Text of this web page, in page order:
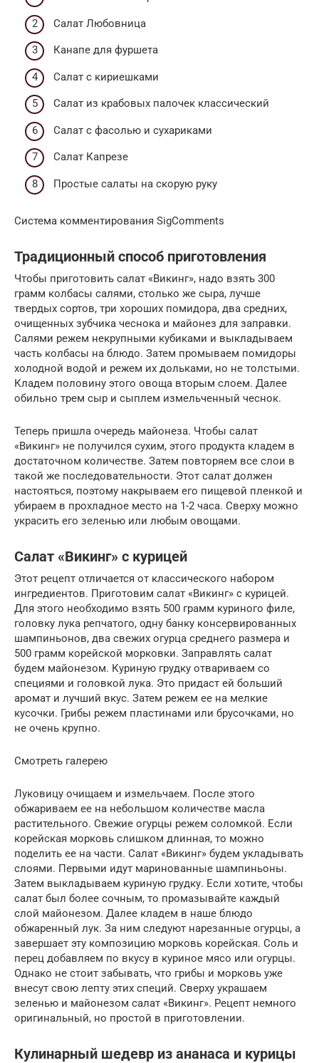
Салат Любовница
Канапе для фуршета
Салат с кириешками
Салат из крабовых палочек классический
Салат с фасолью и сухариками
Салат Капрезе
Простые салаты на скорую руку
Система комментирования SigComments
Традиционный способ приготовления
Чтобы приготовить салат «Викинг», надо взять 300
грамм колбасы салями, столько же сыра, лучше
твердых сортов, три хороших помидора, два средних,
очищенных зубчика чеснока и майонез для заправки.
Салями режем некрупными кубиками и выкладываем
часть колбасы на блюдо. Затем промываем помидоры
холодной водой и режем их дольками, но не толстыми.
Кладем половину этого овоща вторым слоем. Далее
обильно трем сыр и сыплем измельченный чеснок.
Теперь пришла очередь майонеза. Чтобы салат
«Викинг» не получился сухим, этого продукта кладем в
достаточном количестве. Затем повторяем все слои в
такой же последовательности. Этот салат должен
настояться, поэтому накрываем его пищевой пленкой и
убираем в прохладное место на 1-2 часа. Сверху можно
украсить его зеленью или любым овощами.
Салат «Викинг» с курицей
Этот рецепт отличается от классического набором
ингредиентов. Приготовим салат «Викинг» с курицей.
Для этого необходимо взять 500 грамм куриного филе,
головку лука репчатого, одну банку консервированных
шампиньонов, два свежих огурца среднего размера и
500 грамм корейской морковки. Заправлять салат
будем майонезом. Куриную грудку отвариваем со
специями и головкой лука. Это придаст ей больший
аромат и лучший вкус. Затем режем ее на мелкие
кусочки. Грибы режем пластинами или брусочками, но
не очень крупно.
Смотреть галерею
Луковицу очищаем и измельчаем. После этого
обжариваем ее на небольшом количестве масла
растительного. Свежие огурцы режем соломкой. Если
корейская морковь слишком длинная, то можно
поделить ее на части. Салат «Викинг» будем укладывать
слоями. Первыми идут маринованные шампиньоны.
Затем выкладываем куриную грудку. Если хотите, чтобы
салат был более сочным, то промазывайте каждый
слой майонезом. Далее кладем в наше блюдо
обжаренный лук. За ним следуют нарезанные огурцы, а
завершает эту композицию морковь корейская. Соль и
перец добавляем по вкусу в куриное мясо или огурцы.
Однако не стоит забывать, что грибы и морковь уже
внесут свою лепту этих специй. Сверху украшаем
зеленью и майонезом салат «Викинг». Рецепт немного
оригинальный, но простой в приготовлении.
Кулинарный шедевр из ананаса и курицы